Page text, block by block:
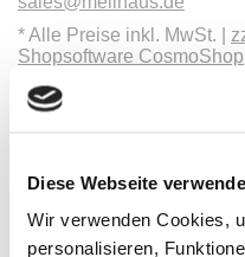
Diese Webseite
Wir verwenden Cookies,
personalisieren,
* Alle Preise inkl. MwSt. |
Shopsoftware CosmoShop
Produkte
Handheld